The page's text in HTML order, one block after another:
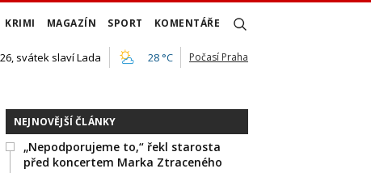
KRIMI MAGAZÍN SPORT KOMENTÁŘE
svátek slaví Lada 28 °C Počasí Praha
NEJNOVĚJŠÍ ČLÁNKY
„Nepodporujeme to,“ řekl starosta
před koncertem Marka Ztraceného